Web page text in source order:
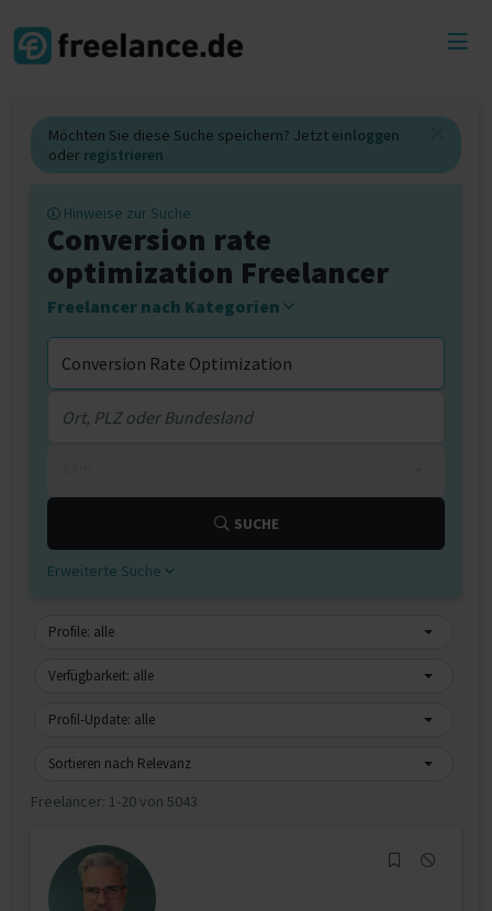
Möchten Sie diese Suche speichern? Jetzt einloggen
oder registrieren
Hinweise zur Suche
Conversion rate
optimization Freelancer
Freelancer nach Kategorien
SUCHE
Erweiterte Suche
Profile: alle
Verfügbarkeit: alle
Profil-Update: alle
Sortieren nach Relevanz
Freelancer: 1-20 von 5043